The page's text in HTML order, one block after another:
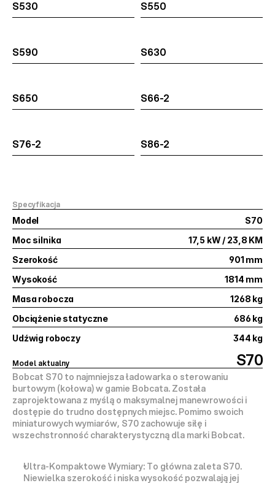
Model
S70
Moc silnika
17,5 kW / 23,8 KM
Szerokość
901 mm
Wysokość
1814 mm
Masa robocza
1268 kg
Obciążenie statyczne
686 kg
Udźwig roboczy
344 kg
Specyfikacja
S530 S550
S590 S630
S650 S66-2
S76-2 S86-2
S70
Model aktualny
Bobcat S70 to najmniejsza ładowarka o sterowaniu
burtowym (kołowa) w gamie Bobcata. Została
zaprojektowana z myślą o maksymalnej manewrowości i
dostępie do trudno dostępnych miejsc. Pomimo swoich
miniaturowych wymiarów, S70 zachowuje siłę i
wszechstronność charakterystyczną dla marki Bobcat.
Ultra-Kompaktowe Wymiary: To główna zaleta S70.